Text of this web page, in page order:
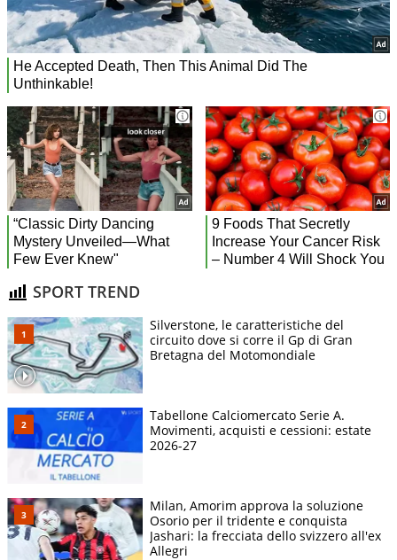
SPORT TREND
Silverstone, le caratteristiche del
circuito dove si corre il Gp di Gran
Bretagna del Motomondiale
Tabellone Calciomercato Serie A.
Movimenti, acquisti e cessioni: estate
2026-27
Milan, Amorim approva la soluzione
Osorio per il tridente e conquista
Jashari: la frecciata dello svizzero all'ex
Allegri